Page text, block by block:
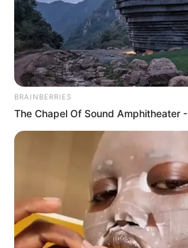
BRAINBERRIES
The Chapel Of Sound Amphitheater